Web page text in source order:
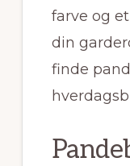
farve og
din
finde